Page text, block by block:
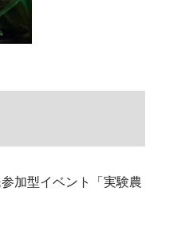
加型イベント「実験農